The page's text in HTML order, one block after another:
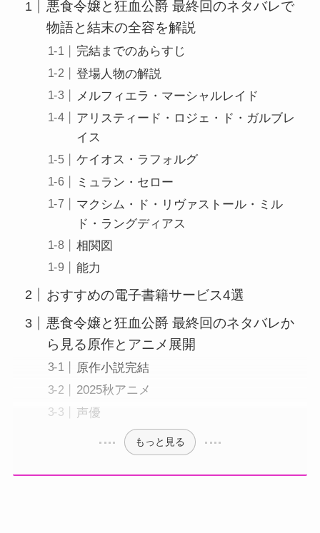
悪食令嬢と狂血公爵 最終回のネタバレで
物語と結末の全容を解説
完結までのあらすじ
登場人物の解説
メルフィエラ・マーシャルレイド
アリスティード・ロジェ・ド・ガルブレ
イス
ケイオス・ラフォルグ
ミュラン・セロー
マクシム・ド・リヴァストール・ミル
ド・ラングディアス
相関図
能力
おすすめの電子書籍サービス4選
悪食令嬢と狂血公爵 最終回のネタバレか
ら見る原作とアニメ展開
原作小説完結
2025秋アニメ
声優
もっと見る